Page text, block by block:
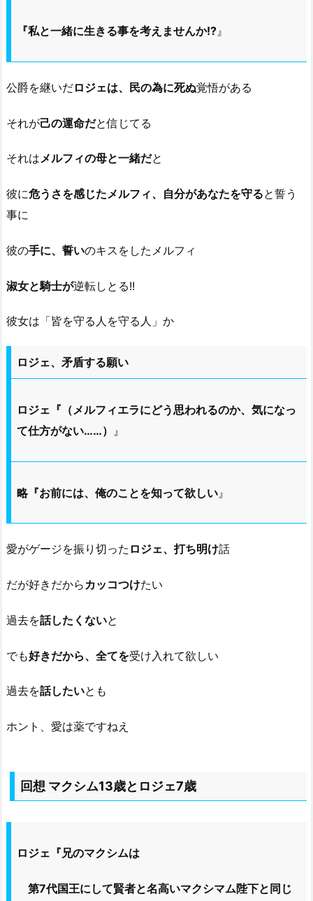
『私と一緒に生きる事を考えませんか!?』
公爵を継いだロジェは、民の為に死ぬ覚悟がある
それが己の運命だと信じてる
それはメルフィの母と一緒だと
彼に危うさを感じたメルフィ、自分があなたを守ると誓う
事に
彼の手に、誓いのキスをしたメルフィ
淑女と騎士が逆転しとる!!
彼女は「皆を守る人を守る人」か
ロジェ、矛盾する願い
ロジェ『（メルフィエラにどう思われるのか、気になっ
て仕方がない……） 』
略『お前には、俺のことを知って欲しい 』
愛がゲージを振り切った ロジェ、打ち明け話
だが好きだからカッコつけたい
過去を話したくないと
でも好きだから、全てを受け入れて欲しい
過去を話したいとも
ホント、愛は薬ですねえ
回想 マクシム13歳とロジェ7歳
ロジェ『兄のマクシムは
第7代国王にして賢者と名高いマクシマム陛下と同じ